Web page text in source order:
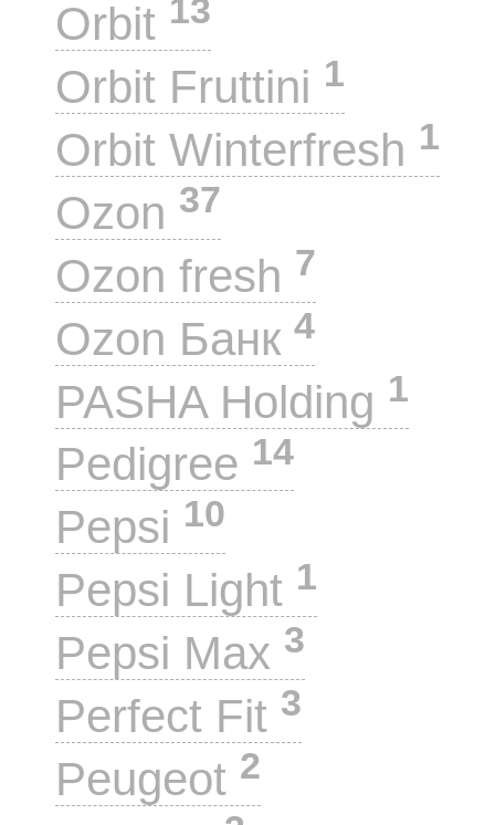
Orbit 13
Orbit Fruttini 1
Orbit Winterfresh 1
Ozon 37
Ozon fresh 7
Ozon Банк 4
PASHA Holding 1
Pedigree 14
Pepsi 10
Pepsi Light 1
Pepsi Max 3
Perfect Fit 3
Peugeot 2